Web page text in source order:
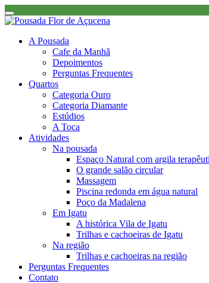
A Pousada
Cafe da Manhã
Depoimentos
Perguntas Frequentes
Quartos
Categoria Ouro
Categoria Diamante
Estúdios
A Toca
Atividades
Na pousada
Espaço Natural com argila
O grande salão circular
Massagem
Piscina redonda em água natural
Poço da Madalena
Em Igatu
A histórica Vila de Igatu
Trilhas e cachoeiras de Igatu
Na região
Trilhas e cachoeiras na região
Perguntas Frequentes
Contato